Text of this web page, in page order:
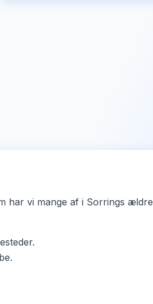
har vi mange af i Sorrings ældre